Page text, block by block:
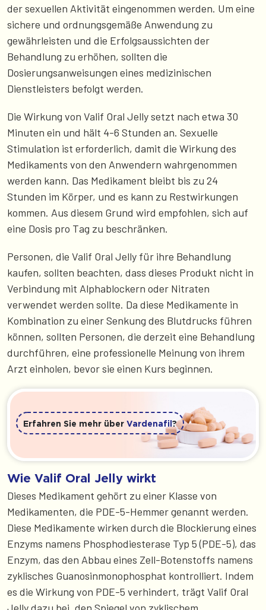
der sexuellen Aktivität eingenommen werden. Um eine
sichere und ordnungsgemäße Anwendung zu
gewährleisten und die Erfolgsaussichten der
Behandlung zu erhöhen, sollten die
Dosierungsanweisungen eines medizinischen
Dienstleisters befolgt werden.
Die Wirkung von Valif Oral Jelly setzt nach etwa 30
Minuten ein und hält 4-6 Stunden an. Sexuelle
Stimulation ist erforderlich, damit die Wirkung des
Medikaments von den Anwendern wahrgenommen
werden kann. Das Medikament bleibt bis zu 24
Stunden im Körper, und es kann zu Restwirkungen
kommen. Aus diesem Grund wird empfohlen, sich auf
eine Dosis pro Tag zu beschränken.
Personen, die Valif Oral Jelly für ihre Behandlung
kaufen, sollten beachten, dass dieses Produkt nicht in
Verbindung mit Alphablockern oder Nitraten
verwendet werden sollte. Da diese Medikamente in
Kombination zu einer Senkung des Blutdrucks führen
können, sollten Personen, die derzeit eine Behandlung
durchführen, eine professionelle Meinung von ihrem
Arzt einholen, bevor sie einen Kurs beginnen.
Erfahren Sie mehr über Vardenafil ?
Wie Valif Oral Jelly wirkt
Dieses Medikament gehört zu einer Klasse von
Medikamenten, die PDE-5-Hemmer genannt werden.
Diese Medikamente wirken durch die Blockierung eines
Enzyms namens Phosphodiesterase Typ 5 (PDE-5), das
Enzym, das den Abbau eines Zell-Botenstoffs namens
zyklisches Guanosinmonophosphat kontrolliert. Indem
es die Wirkung von PDE-5 verhindert, trägt Valif Oral